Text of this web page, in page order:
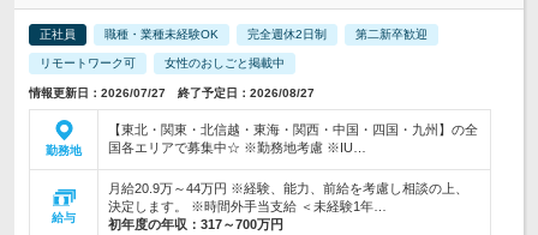
正社員 職種・業種未経験OK 完全週休2日制 第二新卒歓迎
リモートワーク可 女性のおしごと掲載中
情報更新日：2026/07/27 終了予定日：2026/08/27
勤務地
【東北・関東・北信越・東海・関西・中国・四国・九州】の全
国各エリアで募集中☆ ※勤務地考慮 ※IU…
給与
月給20.9万～44万円 ※経験、能力、前給を考慮し相談の上、
決定します。 ※時間外手当支給 ＜未経験1年…
初年度の年収： 317～700万円